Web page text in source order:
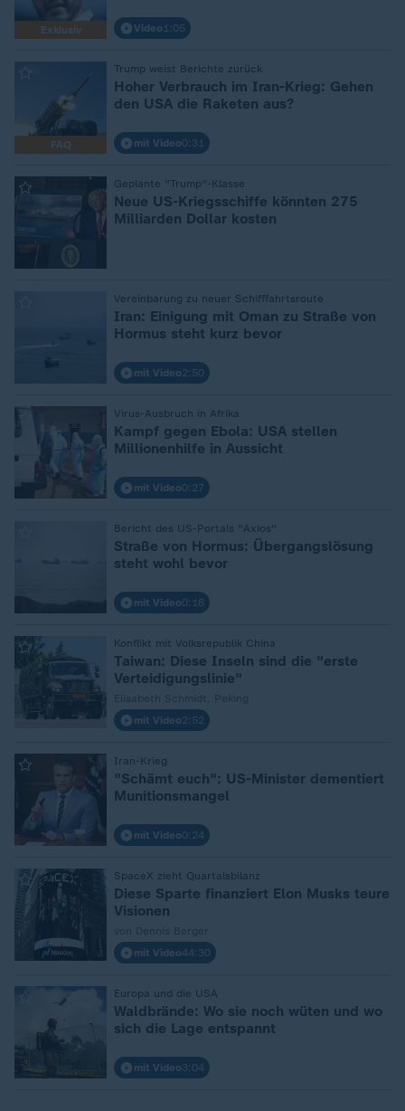
Exklusiv Video 1:05
FAQ
Trump weist Berichte zurück
Hoher Verbrauch im Iran-Krieg: Gehen
den USA die Raketen aus?
mit Video0:31
Geplante "Trump"-Klasse
:
Neue US-Kriegsschiffe könnten 275
Milliarden Dollar kosten
Vereinbarung zu neuer Schifffahrtsroute
Iran: Einigung mit Oman zu Straße von
Hormus steht kurz bevor
mit Video2:50
Virus-Ausbruch in Afrika
:
Kampf gegen Ebola: USA stellen
Millionenhilfe in Aussicht
mit Video0:27
Bericht des US-Portals "Axios"
Straße von Hormus: Übergangslösung
steht wohl bevor
mit Video0:18
Konflikt mit Volksrepublik China
:
Taiwan: Diese Inseln sind die "erste
Verteidigungslinie"
mit Video2:52
Iran-Krieg
:
"Schämt euch": US-Minister dementiert
Munitionsmangel
mit Video0:24
SpaceX zieht Quartalsbilanz
:
Diese Sparte finanziert Elon Musks teure
Visionen
mit Video44:30
Europa und die USA
:
Waldbrände: Wo sie noch wüten und wo
sich die Lage entspannt
mit Video3:04